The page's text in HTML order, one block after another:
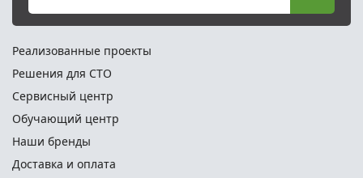
Реализованные проекты
Решения для СТО
Сервисный центр
Обучающий центр
Наши бренды
Доставка и оплата